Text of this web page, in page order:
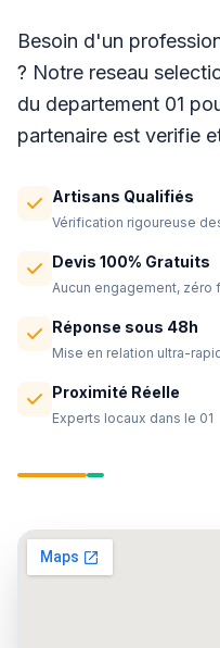
Besoin d'un
? Notre reseau
du departement 01
partenaire est verifie
Artisans Qualifiés
Vérification rigoureuse
Devis 100% Gratuits
Aucun engagement, zéro
Réponse sous 48h
Mise en relation ultra-
Proximité Réelle
Experts locaux dans le 01